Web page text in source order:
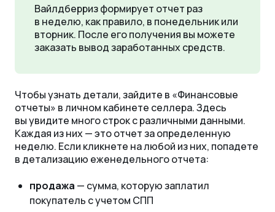
Вайлдберриз формирует отчет раз
в неделю, как правило, в понедельник или
вторник. После его получения вы можете
заказать вывод заработанных средств.
Чтобы узнать детали, зайдите в «‎Финансовые
отчеты» в личном кабинете селлера. Здесь
вы увидите много строк с различными данными.
Каждая из них — это отчет за определенную
неделю. Если кликнете на любой из них, попадете
в детализацию еженедельного отчета:
продажа — сумма, которую заплатил
покупатель с учетом СПП